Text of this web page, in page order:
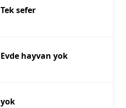
Tek sefer
Evde hayvan yok
yok